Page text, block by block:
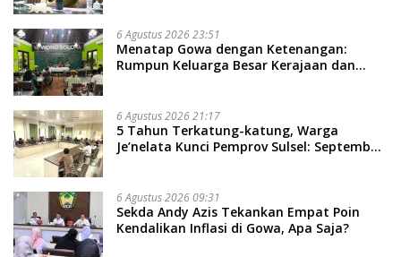
6 Agustus 2026 23:51
Menatap Gowa dengan Ketenangan:
Rumpun Keluarga Besar Kerajaan dan
Soal Adat dan Adab
6 Agustus 2026 21:17
5 Tahun Terkatung-katung, Warga
Je’nelata Kunci Pemprov Sulsel: September
6 Agustus 2026 09:31
Sekda Andy Azis Tekankan Empat Poin
Kendalikan Inflasi di Gowa, Apa Saja?